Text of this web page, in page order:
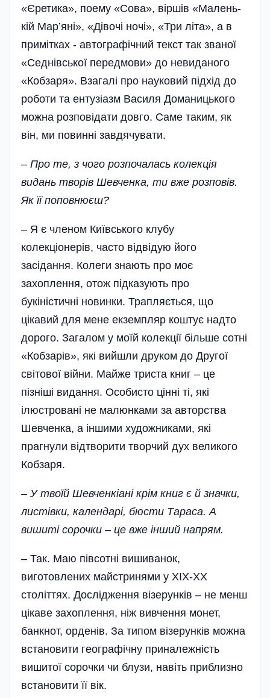
«Єретика», поему «Сова», віршів «Малень­
кій Ма­р’яні», «Дівочі ночі», «Три літа», а в
приміт­ках - автографічний текст так званої
«Седнів­сь­кої передмови» до невиданого
«Кобзаря». Взагалі про науковий підхід до
роботи та ентузі­азм Василя Доманицького
можна розповідати довго. Саме таким, як
він, ми повинні завдячувати.
– Про те, з чого розпочалась колекція
видань творів Шевченка, ти вже розповів.
Як її поповнюєш?
– Я є членом Київського клубу
колекціонерів, часто відвідую його
засідання. Колеги знають про моє
захоплення, отож підказують про
букіністичні новинки. Трапляється, що
цікавий для мене екземпляр коштує надто
дорого. Загалом у моїй колекції більше сотні
«Кобзарів», які вийшли друком до Другої
світової війни. Майже триста книг – це
пізніші видання. Особисто цінні ті, які
ілюстровані не малюнками за авторства
Шевченка, а іншими художниками, які
прагнули відтворити творчий дух великого
Кобзаря.
– У твоїй Шевченкіані крім книг є й значки,
лис­тівки, календарі, бюсти Тараса. А
вишиті сорочки – це вже інший напрям.
– Так. Маю півсотні вишиванок,
виготовлених майстринями у ХІХ-ХХ
століттях. Дослідження візерунків – не менш
цікаве захоплення, ніж вивчення монет,
банкнот, орденів. За типом візерунків можна
встановити географічну приналежність
вишитої сорочки чи блузи, навіть приблизно
встановити її вік.